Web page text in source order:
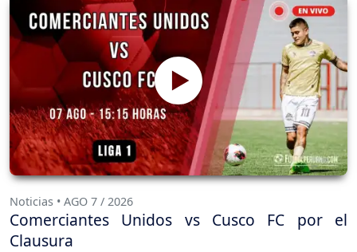
Noticias • AGO 7 / 2026
Comerciantes Unidos vs Cusco FC por el
Clausura